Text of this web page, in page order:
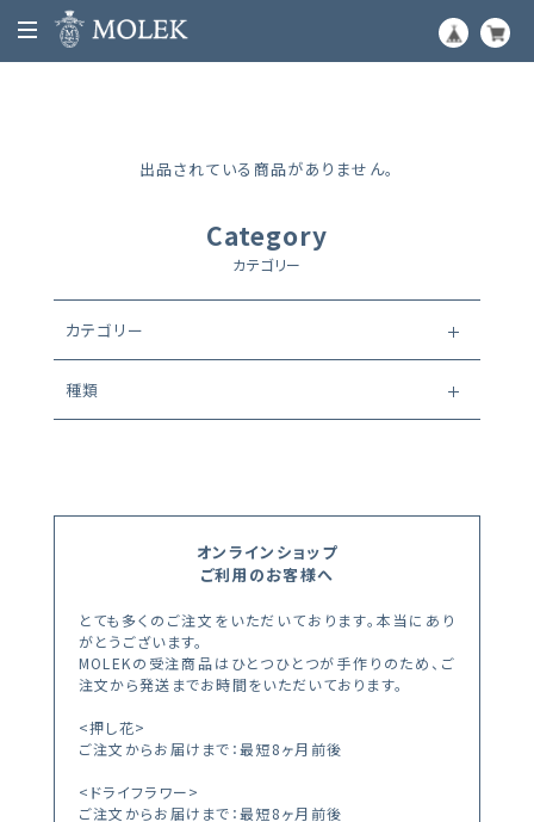
出品されている商品がありません。
Category
カテゴリー
カテゴリー
種類
オンラインショップ
ご利用のお客様へ
とても多くのご注文をいただいております。本当にあり
がとうございます。
MOLEKの受注商品はひとつひとつが手作りのため、ご
注文から発送までお時間をいただいております。
<押し花>
ご注文からお届けまで：最短8ヶ月前後
<ドライフラワー>
ご注文からお届けまで：最短8ヶ月前後